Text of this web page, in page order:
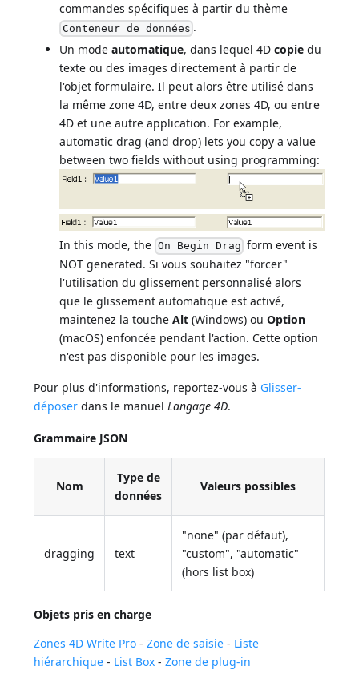
commandes spécifiques à partir du thème
Conteneur de données .
Un modeautomatique, dans lequel 4Dcopie du
texte ou des images directement à partir de
l'objet formulaire. Il peut alors être utilisé dans
la même zone 4D, entre deux zones 4D, ou entre
4D et une autre application. For example,
automatic drag (and drop) lets you copy a value
between two fields without using programming:
In this mode, the On Begin Drag form event is
NOT generated. Si vous souhaitez "forcer"
l'utilisation du glissement personnalisé alors
que le glissement automatique est activé,
maintenez la toucheAlt (Windows) ouOption
(macOS) enfoncée pendant l'action. Cette option
n'est pas disponible pour les images.
Pour plus d'informations, reportez-vous à Glisser-
déposer dans le manuelLangage 4D.
Grammaire JSON
Nom
Type de
données
Valeurs possibles
dragging text
"none" (par défaut),
"custom", "automatic"
(hors list box)
Objets pris en charge
Zones 4D Write Pro -Zone de saisie - Liste
hiérarchique - List Box -Zone de plug-in